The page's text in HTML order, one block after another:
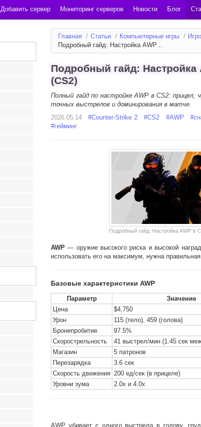
Добавить сервер Мониторинг серверов Новости Блог
Главная / Статьи / Компьютерные игры /
Подробный гайд: Настройка AWP ..
Подробный гайд: Настройка
(CS2)
Полный гайд по настройке AWP в CS2:
точных выстрелов и доминирования в матче.
2026.05.14
#Counter-Strike 2 #CS2 #AWP #
#гейминг
Подробный гайд: Настройка AWP в
AWP — оружие высокого риска и высокой
использовать его на максимум, нужна правильная
Базовые характеристики AWP
Параметр
Значение
Цена
$4,750
Урон
115 (тело), 459 (голова)
Бронепробитие
97.5%
Скорострельность
41 выстрел/мин (1.45 сек
Магазин
5 патронов
Перезарядка
3.6 сек
Скорость движения 200 ед/сек (в прицеле)
Уровни зума
2.0x и 4.0x
AWP убивает с одного выстрела в голову,